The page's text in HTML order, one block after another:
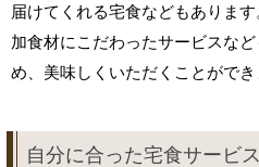
届けてくれる宅食などもありま
加食材にこだわったサービスな
め、美味しくいただくことができ
自分に合った宅食サービ